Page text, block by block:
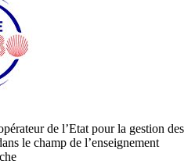
de l’Etat pour la gestion des
le champ de l’enseignement